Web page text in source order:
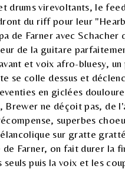
drums virevoltants, le
du riff pour leur
de Farner avec Schacher
de la guitare
et voix afro-bluesy, un
se colle dessus et
en giclées
ne déçoit pas, de
superbes
sur gratte
Farner, on fait durer la
puis la voix et les